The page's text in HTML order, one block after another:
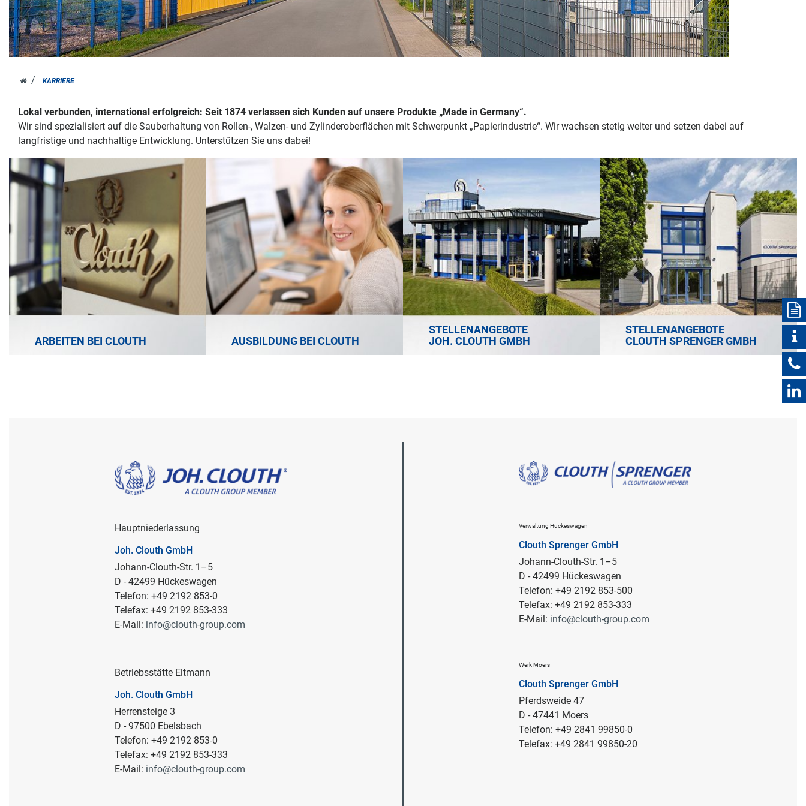
HOMEKARRIERE
Lokal verbunden, international erfolgreich: Seit 1874 verlassen sich Kunden auf unsere Produkte „Made in Germany“.
Wir sind spezialisiert auf die Sauberhaltung von Rollen-, Walzen- und Zylinderoberflächen mit Schwerpunkt „Papierindustrie“. Wir wachsen stetig weiter und setzen dabei auf
langfristige und nachhaltige Entwicklung. Unterstützen Sie uns dabei!
ARBEITEN BEI CLOUTH AUSBILDUNG BEI CLOUTH
STELLENANGEBOTE
JOH. CLOUTH GMBH
STELLENANGEBOTE
CLOUTH SPRENGER GMBH
Hauptniederlassung
Joh. Clouth GmbH
Johann-Clouth-Str. 1–5
D - 42499 Hückeswagen
Telefon: +49 2192 853-0
Telefax: +49 2192 853-333
E-Mail: info@clouth-group.com
Betriebsstätte Eltmann
Joh. Clouth GmbH
Herrensteige 3
D - 97500 Ebelsbach
Telefon: +49 2192 853-0
Telefax: +49 2192 853-333
E-Mail: info@clouth-group.com
Verwaltung Hückeswagen
Clouth Sprenger GmbH
Johann-Clouth-Str. 1–5
D - 42499 Hückeswagen
Telefon: +49 2192 853-500
Telefax: +49 2192 853-333
E-Mail: info@clouth-group.com
Werk Moers
Clouth Sprenger GmbH
Pferdsweide 47
D - 47441 Moers
Telefon: +49 2841 99850-0
Telefax: +49 2841 99850-20